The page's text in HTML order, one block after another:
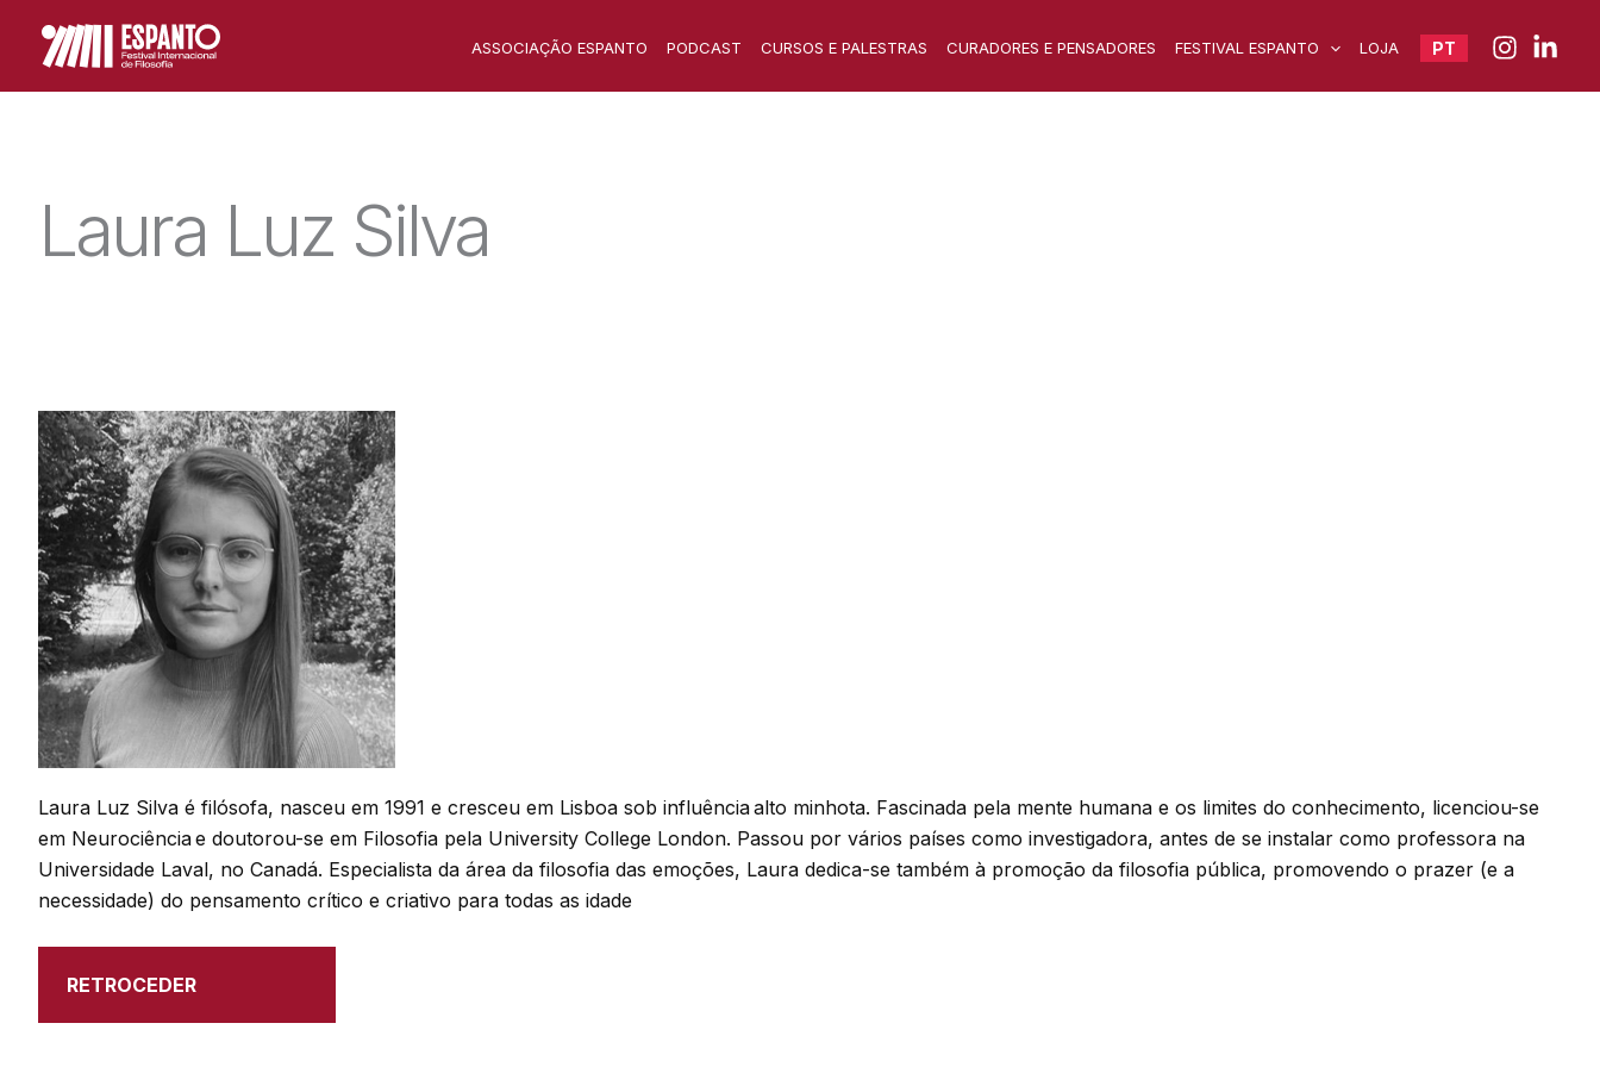
Skip
content
ASSOCIAÇÃO ESPANTO PODCAST CURSOS E PALESTRAS CURADORES E PENSADORES FESTIVAL ESPANTO LOJA PT
Laura Luz Silva
Laura Luz Silva é filósofa, nasceu em 1991 e cresceu em Lisboa sob influência alto minhota. Fascinada pela mente humana e os limites do conhecimento, licenciou-se
em Neurociência e doutorou-se em Filosofia pela University College London. Passou por vários países como investigadora, antes de se instalar como professora na
Universidade Laval, no Canadá. Especialista da área da filosofia das emoções, Laura dedica-se também à promoção da filosofia pública, promovendo o prazer (e a
necessidade) do pensamento crítico e criativo para todas as idade
RETROCEDER